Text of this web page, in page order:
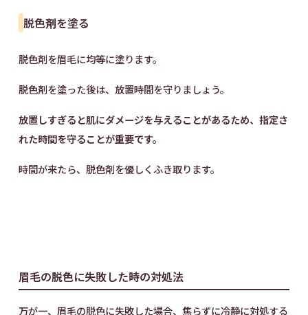
脱色剤を塗る
脱色剤を眉毛に均等に塗ります。
脱色剤を塗った後は、放置時間を守りましょう。
放置しすぎると肌にダメージを与えることがあるため、指定さ
れた時間を守ることが重要です。
時間が来たら、脱色剤を優しくふき取ります。
眉毛の脱色に失敗した時の対処法
万が一、眉毛の脱色に失敗した場合、焦らずに冷静に対処する